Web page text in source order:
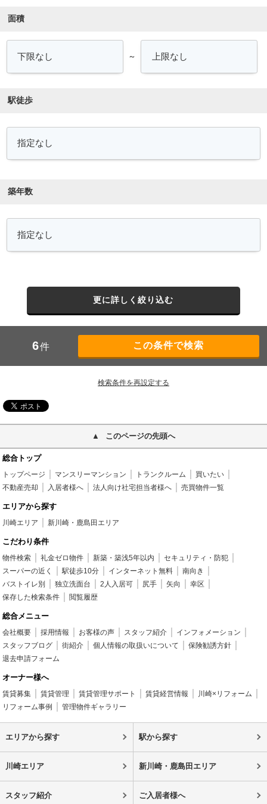
面積
～
駅徒歩
築年数
更に詳しく絞り込む
6件
検索条件を再設定する
このページの先頭へ
総合トップ
トップページ マンスリーマンション トランクルーム
買いたい
不動産売却
入居者様へ 法人向け社宅担当者様へ 売買物件一覧
エリアから探す
川崎エリア 新川崎・鹿島田エリア
こだわり条件
物件検索 礼金ゼロ物件 新築・築浅5年以内
セキュリティ・防犯
スーパーの近く
駅徒歩10分 インターネット無料
南向き
バストイレ別
独立洗面台 2人入居可 尻手 矢向
幸区
保存した検索条件
閲覧履歴
総合メニュー
会社概要 採用情報 お客様の声 スタッフ紹介
インフォメーション
スタッフブログ
街紹介 個人情報の取扱いについて
保険勧誘方針
退去申請フォーム
オーナー様へ
賃貸募集 賃貸管理 賃貸管理サポート 賃貸経営情報
川崎×リフォーム
リフォーム事例
管理物件ギャラリー
エリアから探す 駅から探す
川崎エリア 新川崎・鹿島田エリア
スタッフ紹介 ご入居者様へ